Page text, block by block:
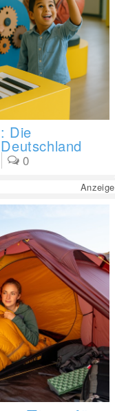
0
Die
Anzeige